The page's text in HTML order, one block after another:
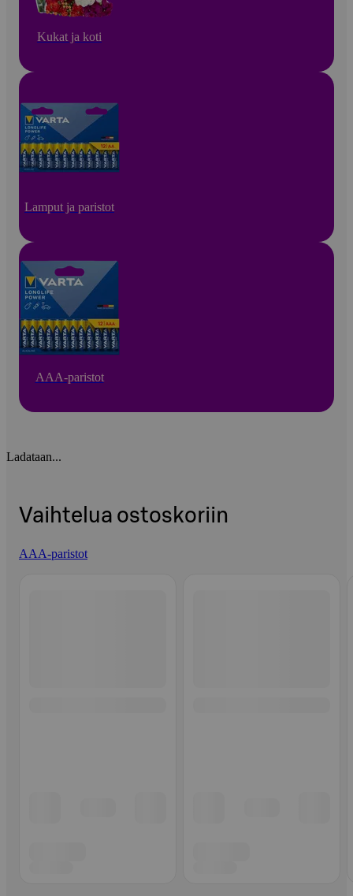
Kukat ja koti
Lamput ja paristot
AAA-paristot
Ladataan...
Vaihtelua ostoskoriin
AAA-paristot